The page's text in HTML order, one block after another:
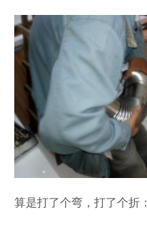
算是打了个弯，打了个折：